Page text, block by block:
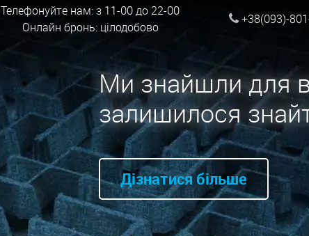
Телефонуйте нам: з 11-00 до 22-00
Онлайн бронь: цілодобово
+38(093)-
Ми знайшли для
залишилося
Дізнатися більше